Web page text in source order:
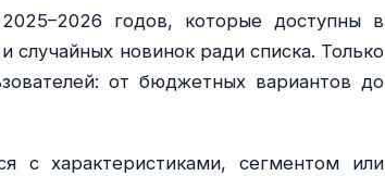
годов, которые доступны в
случайных новинок ради списка. Только
от бюджетных вариантов до
с характеристиками, сегментом или